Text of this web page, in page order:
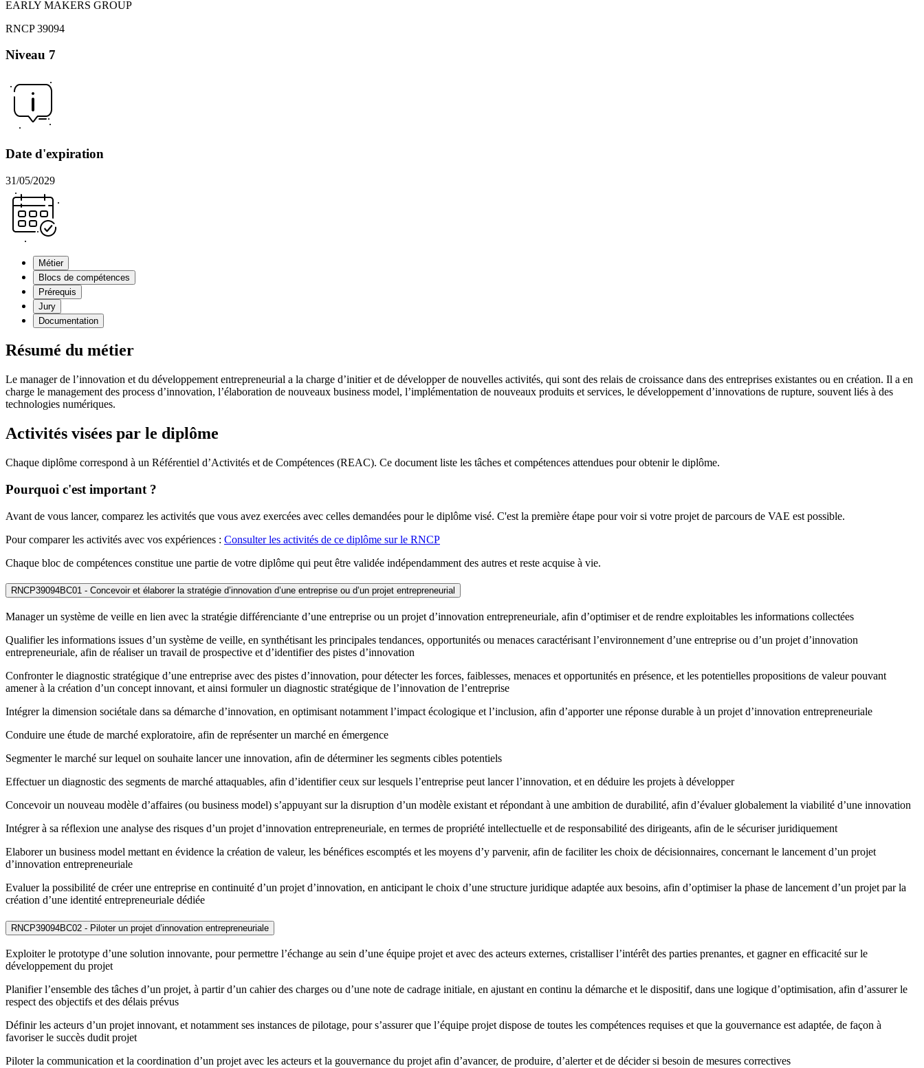
EARLY MAKERS GROUP
RNCP 39094
Niveau 7
Date d'expiration
31/05/2029
Métier
Blocs de compétences
Prérequis
Jury
Documentation
Résumé du métier
Le manager de l’innovation et du développement entrepreneurial a la charge d’initier et de développer de nouvelles activités, qui sont des relais de croissance dans des entreprises existantes ou en création. Il a en
charge le management des process d’innovation, l’élaboration de nouveaux business model, l’implémentation de nouveaux produits et services, le développement d’innovations de rupture, souvent liés à des
technologies numériques.
Activités visées par le diplôme
Chaque diplôme correspond à un Référentiel d’Activités et de Compétences (REAC). Ce document liste les tâches et compétences attendues pour obtenir le diplôme.
Pourquoi c'est important ?
Avant de vous lancer, comparez les activités que vous avez exercées avec celles demandées pour le diplôme visé. C'est la première étape pour voir si votre projet de parcours de VAE est possible.
Pour comparer les activités avec vos expériences : Consulter les activités de ce diplôme sur le RNCP
Chaque bloc de compétences constitue une partie de votre diplôme qui peut être validée indépendamment des autres et reste acquise à vie.
RNCP39094BC01 - Concevoir et élaborer la stratégie d’innovation d’une entreprise ou d’un projet entrepreneurial
Manager un système de veille en lien avec la stratégie différenciante d’une entreprise ou un projet d’innovation entrepreneuriale, afin d’optimiser et de rendre exploitables les informations collectées
Qualifier les informations issues d’un système de veille, en synthétisant les principales tendances, opportunités ou menaces caractérisant l’environnement d’une entreprise ou d’un projet d’innovation
entrepreneuriale, afin de réaliser un travail de prospective et d’identifier des pistes d’innovation
Confronter le diagnostic stratégique d’une entreprise avec des pistes d’innovation, pour détecter les forces, faiblesses, menaces et opportunités en présence, et les potentielles propositions de valeur pouvant
amener à la création d’un concept innovant, et ainsi formuler un diagnostic stratégique de l’innovation de l’entreprise
Intégrer la dimension sociétale dans sa démarche d’innovation, en optimisant notamment l’impact écologique et l’inclusion, afin d’apporter une réponse durable à un projet d’innovation entrepreneuriale
Conduire une étude de marché exploratoire, afin de représenter un marché en émergence
Segmenter le marché sur lequel on souhaite lancer une innovation, afin de déterminer les segments cibles potentiels
Effectuer un diagnostic des segments de marché attaquables, afin d’identifier ceux sur lesquels l’entreprise peut lancer l’innovation, et en déduire les projets à développer
Concevoir un nouveau modèle d’affaires (ou business model) s’appuyant sur la disruption d’un modèle existant et répondant à une ambition de durabilité, afin d’évaluer globalement la viabilité d’une innovation
Intégrer à sa réflexion une analyse des risques d’un projet d’innovation entrepreneuriale, en termes de propriété intellectuelle et de responsabilité des dirigeants, afin de le sécuriser juridiquement
Elaborer un business model mettant en évidence la création de valeur, les bénéfices escomptés et les moyens d’y parvenir, afin de faciliter les choix de décisionnaires, concernant le lancement d’un projet
d’innovation entrepreneuriale
Evaluer la possibilité de créer une entreprise en continuité d’un projet d’innovation, en anticipant le choix d’une structure juridique adaptée aux besoins, afin d’optimiser la phase de lancement d’un projet par la
création d’une identité entrepreneuriale dédiée
RNCP39094BC02 - Piloter un projet d’innovation entrepreneuriale
Exploiter le prototype d’une solution innovante, pour permettre l’échange au sein d’une équipe projet et avec des acteurs externes, cristalliser l’intérêt des parties prenantes, et gagner en efficacité sur le
développement du projet
Planifier l’ensemble des tâches d’un projet, à partir d’un cahier des charges ou d’une note de cadrage initiale, en ajustant en continu la démarche et le dispositif, dans une logique d’optimisation, afin d’assurer le
respect des objectifs et des délais prévus
Définir les acteurs d’un projet innovant, et notamment ses instances de pilotage, pour s’assurer que l’équipe projet dispose de toutes les compétences requises et que la gouvernance est adaptée, de façon à
favoriser le succès dudit projet
Piloter la communication et la coordination d’un projet avec les acteurs et la gouvernance du projet afin d’avancer, de produire, d’alerter et de décider si besoin de mesures correctives